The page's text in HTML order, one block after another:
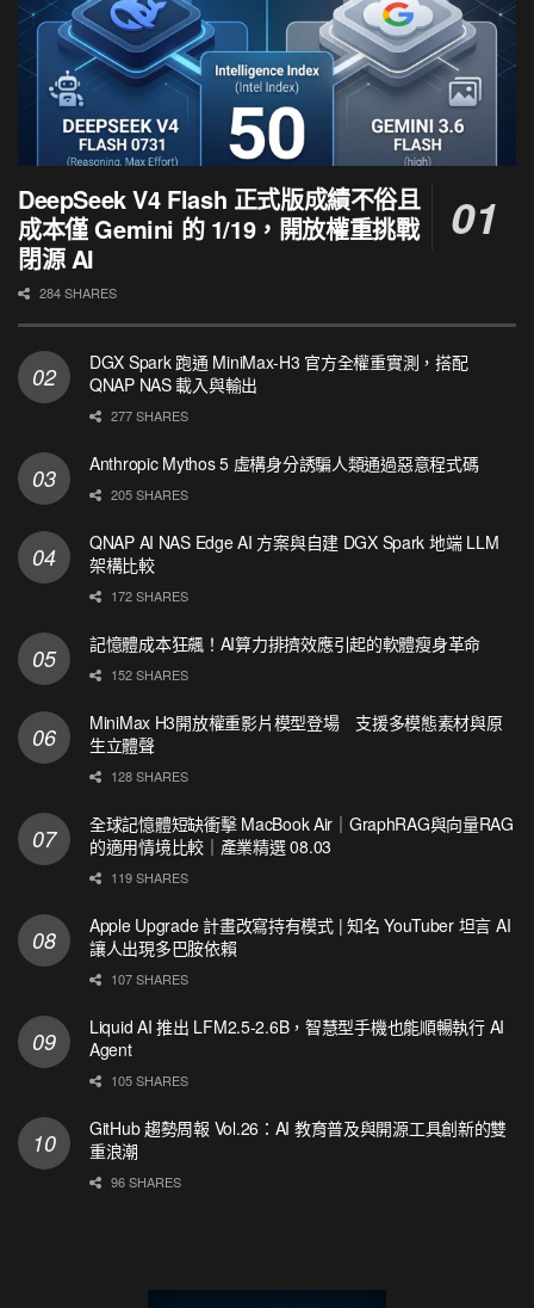
DeepSeek V4 Flash 正式版成績不俗且
成本僅 Gemini 的 1/19，開放權重挑戰
閉源 AI
284 SHARES
DGX Spark 跑通 MiniMax-H3 官方全權重實測，搭配
QNAP NAS 載入與輸出
277 SHARES
Anthropic Mythos 5 虛構身分誘騙人類通過惡意程式碼
205 SHARES
QNAP AI NAS Edge AI 方案與自建 DGX Spark 地端 LLM
架構比較
172 SHARES
記憶體成本狂飆！AI算力排擠效應引起的軟體瘦身革命
152 SHARES
MiniMax H3開放權重影片模型登場 支援多模態素材與原
生立體聲
128 SHARES
全球記憶體短缺衝擊 MacBook Air｜GraphRAG與向量RAG
的適用情境比較｜產業精選 08.03
119 SHARES
Apple Upgrade 計畫改寫持有模式 | 知名 YouTuber 坦言 AI
讓人出現多巴胺依賴
107 SHARES
Liquid AI 推出 LFM2.5-2.6B，智慧型手機也能順暢執行 AI
Agent
105 SHARES
GitHub 趨勢周報 Vol.26：AI 教育普及與開源工具創新的雙
重浪潮
96 SHARES